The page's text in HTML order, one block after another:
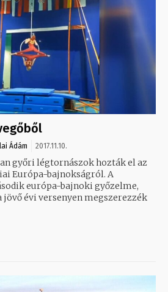
Ádám 2017.11.10.
győri légtornászok hozták el az
Európa-bajnokságról. A
európa-bajnoki győzelme,
jövő évi versenyen megszerezzék